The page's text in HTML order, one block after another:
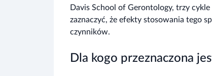
Davis School of Gerontology, trzy
zaznaczyć, że efekty stosowania tego
czynników.
Dla kogo przeznaczona